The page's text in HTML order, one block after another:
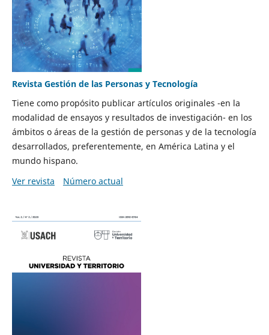
Revista Gestión de las Personas y Tecnología
Tiene como propósito publicar artículos originales -en la
modalidad de ensayos y resultados de investigación- en los
ámbitos o áreas de la gestión de personas y de la tecnología
desarrollados, preferentemente, en América Latina y el
mundo hispano.
Ver revista
Número actual